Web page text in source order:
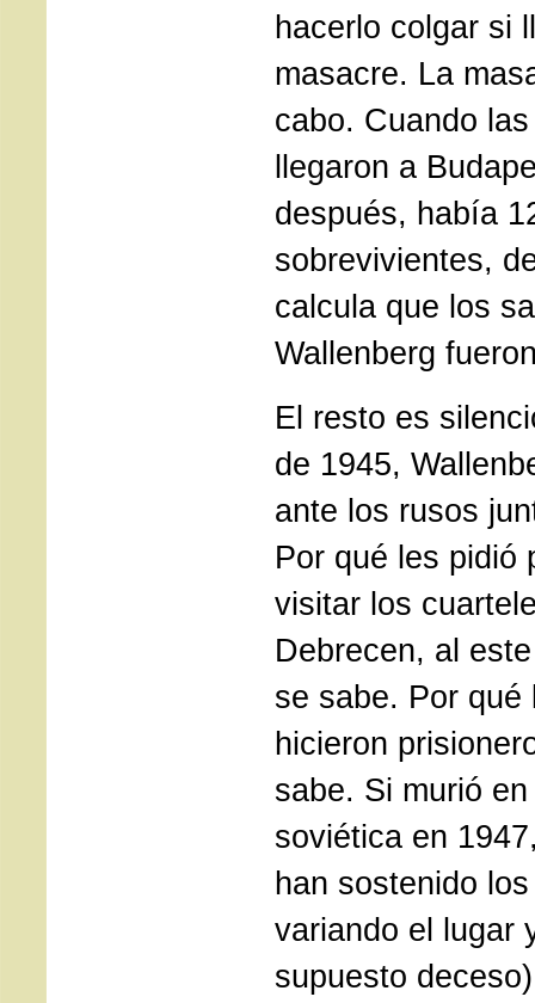
hacerlo colgar si
masacre. La
cabo. Cuando
llegaron a
después, había
sobrevivientes,
calcula que los
Wallenberg
El resto es
de 1945,
ante los rusos
Por qué les pidió
visitar los
Debrecen, al
se sabe. Por
hicieron
sabe. Si murió
soviética en
han sostenido
variando el lugar
supuesto